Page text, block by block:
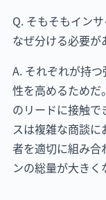
Q. そもそもイン
なぜ分ける必要が
A. それぞれが持
性を高めるためだ
のリードに接触
スは複雑な商談
者を適切に組み合
ンの総量が大きく